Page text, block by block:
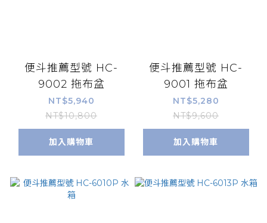
便斗推薦型號 HC-
9002 拖布盆
NT$5,940
NT$10,800
加入購物車
便斗推薦型號 HC-
9001 拖布盆
NT$5,280
NT$9,600
加入購物車